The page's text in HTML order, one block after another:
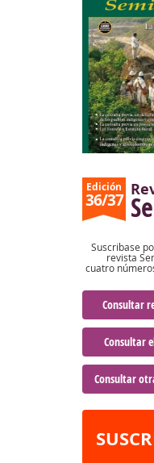
Edición
36/37
Suscribase
revista
cuatro
Consultar
Consultar
Consultar